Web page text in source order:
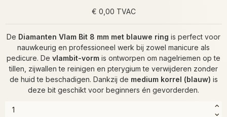
€ 0,00 TVAC
De Diamanten Vlam Bit 8 mm met blauwe ring is perfect voor
nauwkeurig en professioneel werk bij zowel manicure als
pedicure. De vlambit-vorm is ontworpen om nagelriemen op te
tillen, zijwallen te reinigen en pterygium te verwijderen zonder
de huid te beschadigen. Dankzij de medium korrel (blauw) is
deze bit geschikt voor beginners én gevorderden.